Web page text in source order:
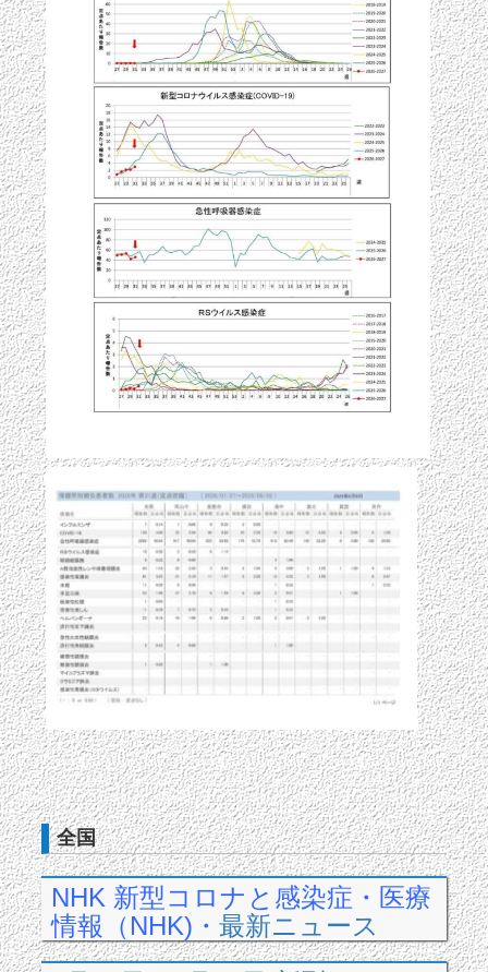
全国
NHK 新型コロナと感染症・医療
情報（NHK) ・最新ニュース